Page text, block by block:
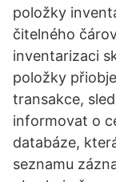
položky
čitelného
inventarizaci
položky
transakce,
informovat o
databáze,
seznamu